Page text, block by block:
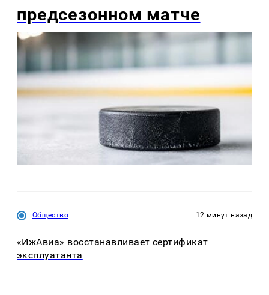
предсезонном матче
Общество 12 минут назад
«ИжАвиа» восстанавливает сертификат
эксплуатанта